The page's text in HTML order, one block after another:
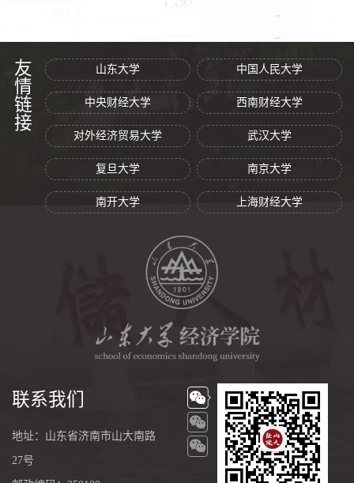
友情链接 山东大学 中国人民大学
中央财经大学 西南财经大学
对外经济贸易大学 武汉大学
复旦大学 南京大学
南开大学 上海财经大学
联系我们
地址：山东省济南市山大南路
27号